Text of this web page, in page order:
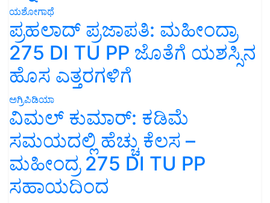
ಯಶೋಗಾಥೆ
ಪ್ರಹಲಾದ್ ಪ್ರಜಾಪತಿ: ಮಹೀಂದ್ರಾ
275 DI TU PP ಜೊತೆಗೆ ಯಶಸ್ಸಿನ
ಹೊಸ ಎತ್ತರಗಳಿಗೆ
ಅಗ್ರಿಪಿಡಿಯಾ
ವಿಮಲ್ ಕುಮಾರ್: ಕಡಿಮೆ
ಸಮಯದಲ್ಲಿ ಹೆಚ್ಚು ಕೆಲಸ –
ಮಹೀಂದ್ರ 275 DI TU PP
ಸಹಾಯದಿಂದ